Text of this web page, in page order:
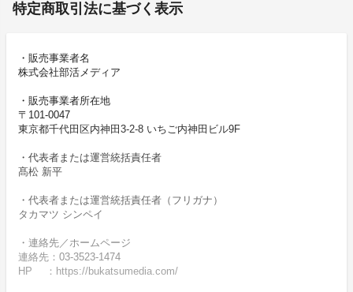
特定商取引法に基づく表示
・販売事業者名
株式会社部活メディア
・販売事業者所在地
〒101-0047
東京都千代田区内神田3-2-8 いちご内神田ビル9F
・代表者または運営統括責任者
髙松 新平
・代表者または運営統括責任者（フリガナ）
タカマツ シンペイ
・連絡先／ホームページ
連絡先：03-3523-1474
HP ：https://bukatsumedia.com/